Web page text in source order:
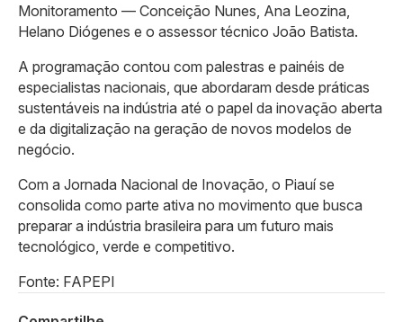
Monitoramento — Conceição Nunes, Ana Leozina,
Helano Diógenes e o assessor técnico João Batista.
A programação contou com palestras e painéis de
especialistas nacionais, que abordaram desde práticas
sustentáveis na indústria até o papel da inovação aberta
e da digitalização na geração de novos modelos de
negócio.
Com a Jornada Nacional de Inovação, o Piauí se
consolida como parte ativa no movimento que busca
preparar a indústria brasileira para um futuro mais
tecnológico, verde e competitivo.
Fonte: FAPEPI